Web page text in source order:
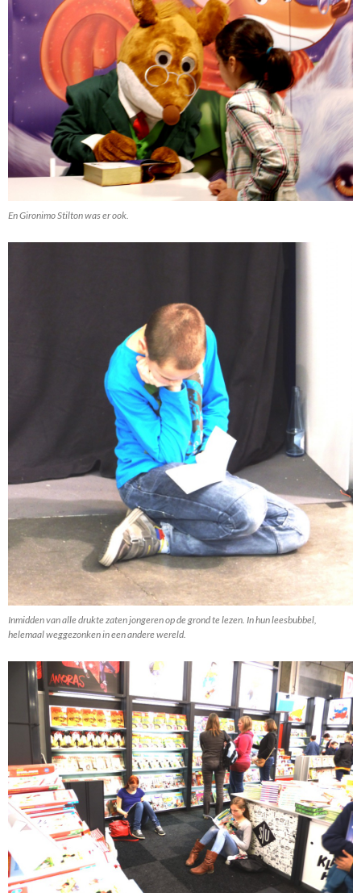
En Gironimo Stilton was er ook.
Inmidden van alle drukte zaten jongeren op de grond te lezen. In hun leesbubbel,
helemaal weggezonken in een andere wereld.